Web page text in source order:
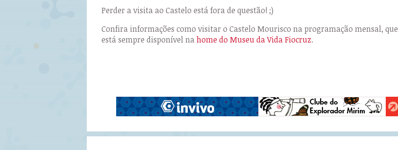
Perder a visita ao Castelo está fora de questão! ;)
Confira informações como visitar o Castelo Mourisco na programação mensal, que
está sempre disponível nahome do Museu da Vida Fiocruz.